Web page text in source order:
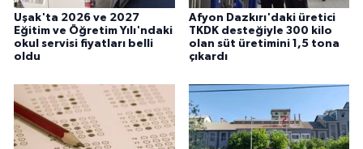
Uşak'ta 2026 ve 2027
Eğitim ve Öğretim Yılı'ndaki
okul servisi fiyatları belli
oldu
Afyon Dazkırı'daki üretici
TKDK desteğiyle 300 kilo
olan süt üretimini 1,5 tona
çıkardı